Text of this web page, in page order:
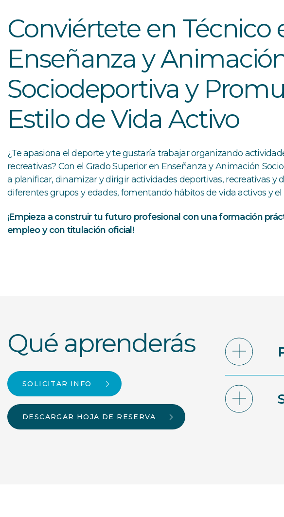
Conviértete en Técnico
Enseñanza y
Sociodeportiva y
Estilo de Vida Activo
¿Te apasiona el deporte y te gustaría trabajar organizando
recreativas? Con el Grado Superior en Enseñanza y Animación
a planificar, dinamizar y dirigir actividades deportivas, recreativas y
diferentes grupos y edades, fomentando hábitos de vida activos y
¡Empieza a construir tu futuro profesional con una formación
empleo y con titulación oficial!
Qué aprenderás
SOLICITAR INFO
DESCARGAR HOJA DE RESERVA